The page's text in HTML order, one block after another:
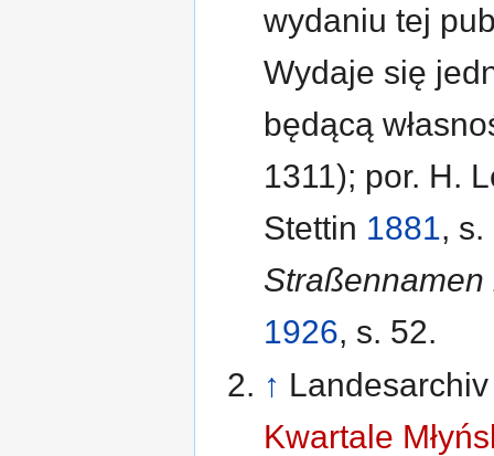
wydaniu tej
Wydaje się
będącą
1311); por. H.
Stettin 1881,
1926, s. 52.
↑
Kwartale